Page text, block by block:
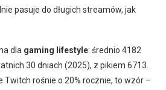
pasuje do długich streamów, jak
dla gaming lifestyle: średnio 4182
30 dniach (2025), z pikiem 6713.
Twitch rośnie o 20% rocznie, to wzór –